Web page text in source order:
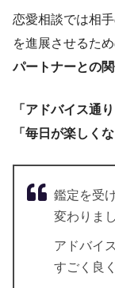
恋愛相談では相
を進展させるた
パートナーとの
「アドバイス通
「毎日が楽しく
鑑定を受
変わりま
アドバイ
すごく良